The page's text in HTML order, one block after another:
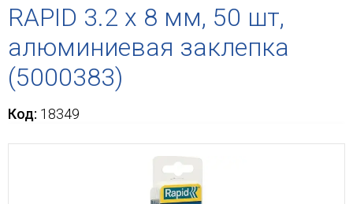
RAPID 3.2 х 8 мм, 50 шт,
алюминиевая заклепка
(5000383)
Код: 18349